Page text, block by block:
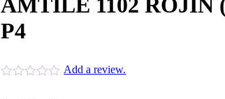
P4
Add a review.